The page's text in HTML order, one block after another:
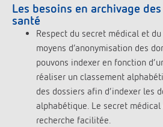
Les besoins en archivage
santé
Respect du secret médical et
moyens d’anonymisation des
pouvons indexer en fonction
réaliser un classement
des dossiers afin d’indexer les
alphabétique. Le secret
recherche facilitée.